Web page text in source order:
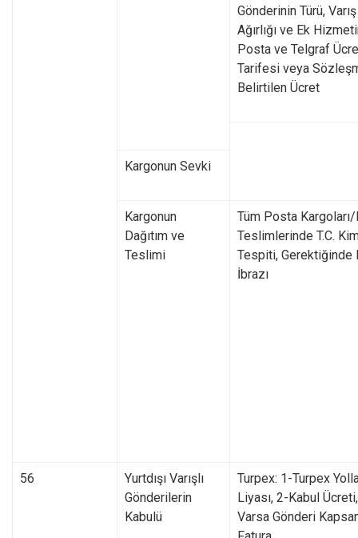
Gönderinin Türü,
Ağırlığı ve Ek
Posta ve Telgraf
Tarifesi veya
Belirtilen Ücret
Kargonun Sevki
Kargonun
Dağıtım ve
Teslimi
Tüm Posta
Teslimlerinde T.C.
Tespiti, Gerektiğinde
İbrazı
56
Yurtdışı Varışlı
Gönderilerin
Kabulü
Turpex: 1-Turpex
Liyası, 2-Kabul
Varsa Gönderi